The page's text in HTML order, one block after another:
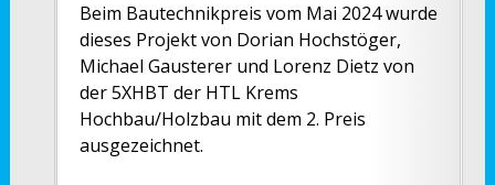
Beim Bautechnikpreis vom Mai 2024 wurde
dieses Projekt von Dorian Hochstöger,
Michael Gausterer und Lorenz Dietz von
der 5XHBT der HTL Krems
Hochbau/Holzbau mit dem 2. Preis
ausgezeichnet.